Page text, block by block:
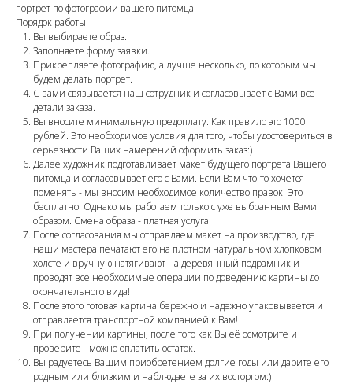
портрет по фотографии вашего питомца.
Порядок работы:
Вы выбираете образ.
Заполняете форму заявки.
Прикрепляете фотографию, а лучше несколько, по которым мы
будем делать портрет.
С вами связывается наш сотрудник и согласовывает с Вами все
детали заказа.
Вы вносите минимальную предоплату. Как правило это 1000
рублей. Это необходимое условия для того, чтобы удостовериться в
серьезности Ваших намерений оформить заказ:)
Далее художник подготавливает макет будущего портрета Вашего
питомца и согласовывает его с Вами. Если Вам что-то хочется
поменять - мы вносим необходимое количество правок. Это
бесплатно! Однако мы работаем только с уже выбранным Вами
образом. Смена образа - платная услуга.
После согласования мы отправляем макет на производство, где
наши мастера печатают его на плотном натуральном хлопковом
холсте и вручную натягивают на деревянный подрамник и
проводят все необходимые операции по доведению картины до
окончательного вида!
После этого готовая картина бережно и надежно упаковывается и
отправляется транспортной компанией к Вам!
При получении картины, после того как Вы её осмотрите и
проверите - можно оплатить остаток.
Вы радуетесь Вашим приобретением долгие годы или дарите его
родным или близким и наблюдаете за их восторгом:)